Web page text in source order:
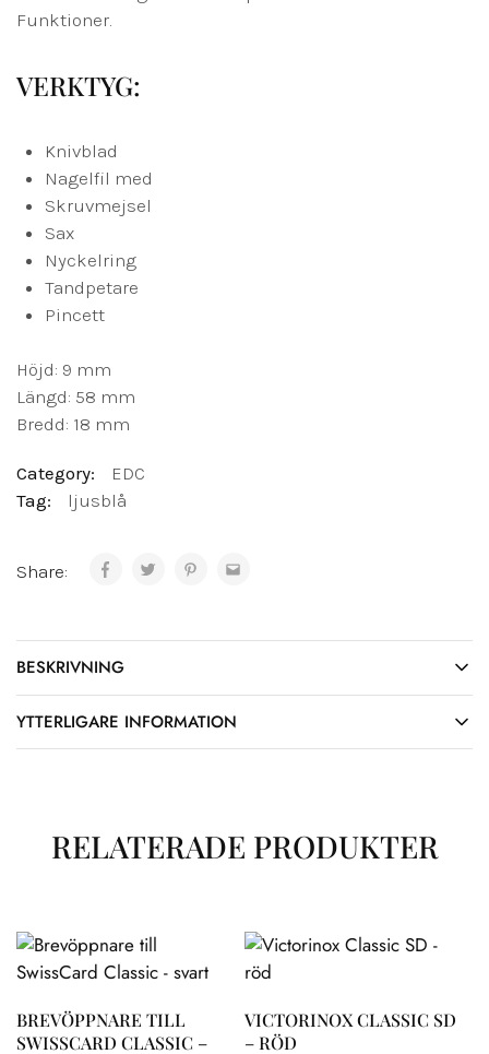
Funktioner.
VERKTYG:
Knivblad
Nagelfil med
Skruvmejsel
Sax
Nyckelring
Tandpetare
Pincett
Höjd: 9 mm
Längd: 58 mm
Bredd: 18 mm
Category:
EDC
Tag:
ljusblå
Share:
BESKRIVNING
YTTERLIGARE INFORMATION
RELATERADE PRODUKTER
BREVÖPPNARE TILL
SWISSCARD CLASSIC –
VICTORINOX CLASSIC SD
– RÖD